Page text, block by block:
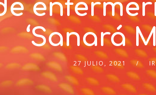
‘Sanará
27 JULIO, 2021